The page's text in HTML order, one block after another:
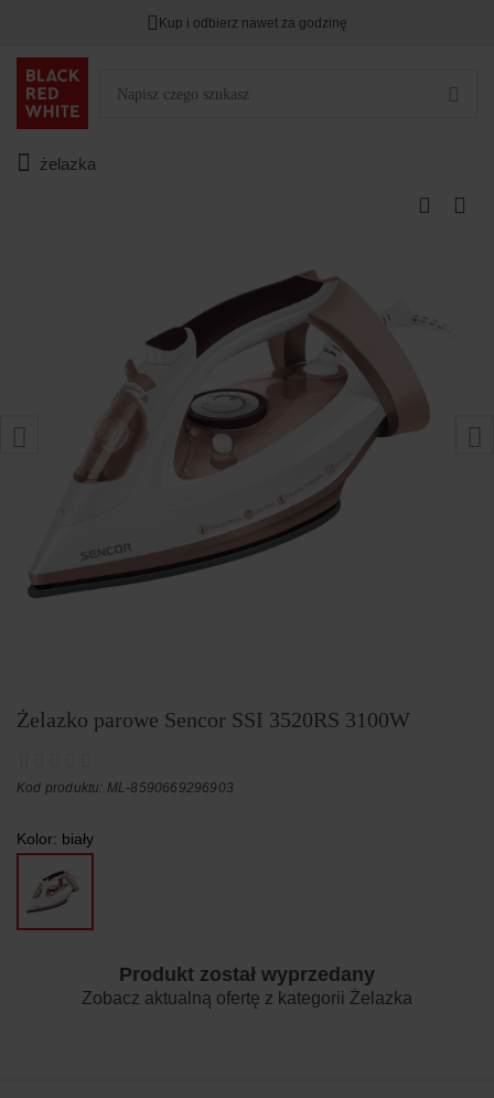
Kup i odbierz nawet za godzinę
żelazka
Żelazko parowe Sencor SSI 3520RS 3100W
Kod produktu: ML-8590669296903
Kolor: biały
Produkt został wyprzedany
Zobacz aktualną ofertę z kategorii Żelazka